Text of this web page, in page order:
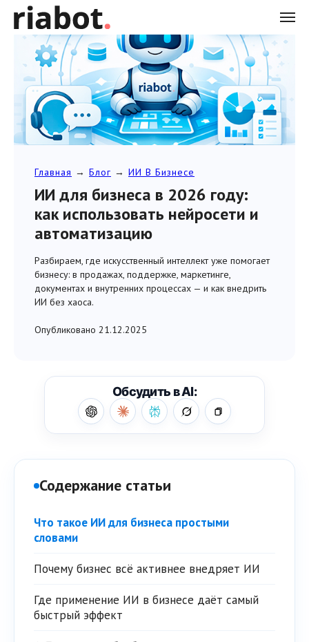
Главная → Блог → ИИ В Бизнесе
ИИ для бизнеса в 2026 году:
как использовать нейросети и
автоматизацию
Разбираем, где искусственный интеллект уже помогает
бизнесу: в продажах, поддержке, маркетинге,
документах и внутренних процессах — и как внедрить
ИИ без хаоса.
Опубликовано 21.12.2025
Обсудить в AI:
Содержание статьи
Что такое ИИ для бизнеса простыми
словами
Почему бизнес всё активнее внедряет ИИ
Где применение ИИ в бизнесе даёт самый
быстрый эффект